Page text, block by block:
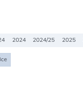
2024 2024/25 2025